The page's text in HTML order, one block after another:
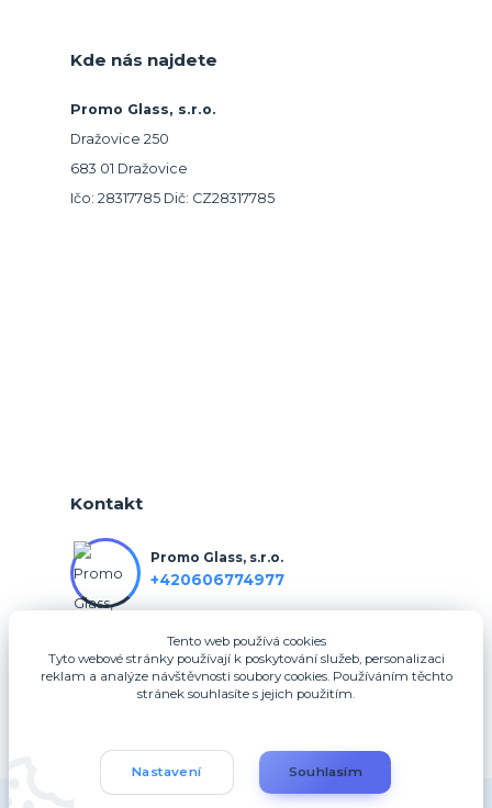
Kde nás najdete
Promo Glass, s.r.o.
Dražovice 250
683 01 Dražovice
Ičo: 28317785 Dič: CZ28317785
Kontakt
Promo Glass, s.r.o.
+420606774977
info@3dfotodarky.cz
Tento web používá cookies
Tyto webové stránky používají k poskytování služeb, personalizaci
reklam a analýze návštěvnosti soubory cookies. Používáním těchto
stránek souhlasíte s jejich použitím.
Nastavení Souhlasím